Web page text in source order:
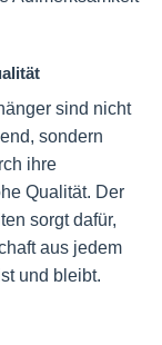
sind nicht
sondern
ihre
Qualität. Der
sorgt dafür,
aus jedem
und bleibt.